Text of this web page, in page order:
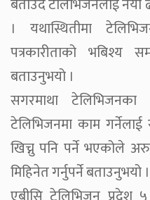
बताउँदै टेलिभिजनलाई नयाँ
। यथास्थितीमा
पत्रकारीताको भबिश्य
बताउनुभयो ।
सगरमाथा
टेलिभिजनमा काम गर्नेलाई
खिच्नु पनि पर्ने भएकोले
मिहिनेत गर्नुपर्ने बताउनुभयो ।